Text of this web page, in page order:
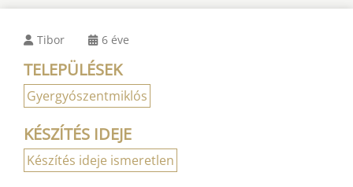
Tibor 6 éve
TELEPÜLÉSEK
Gyergyószentmiklós
KÉSZÍTÉS IDEJE
Készítés ideje ismeretlen